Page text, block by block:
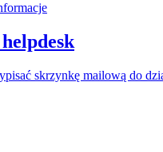
skrzynkę mailową do